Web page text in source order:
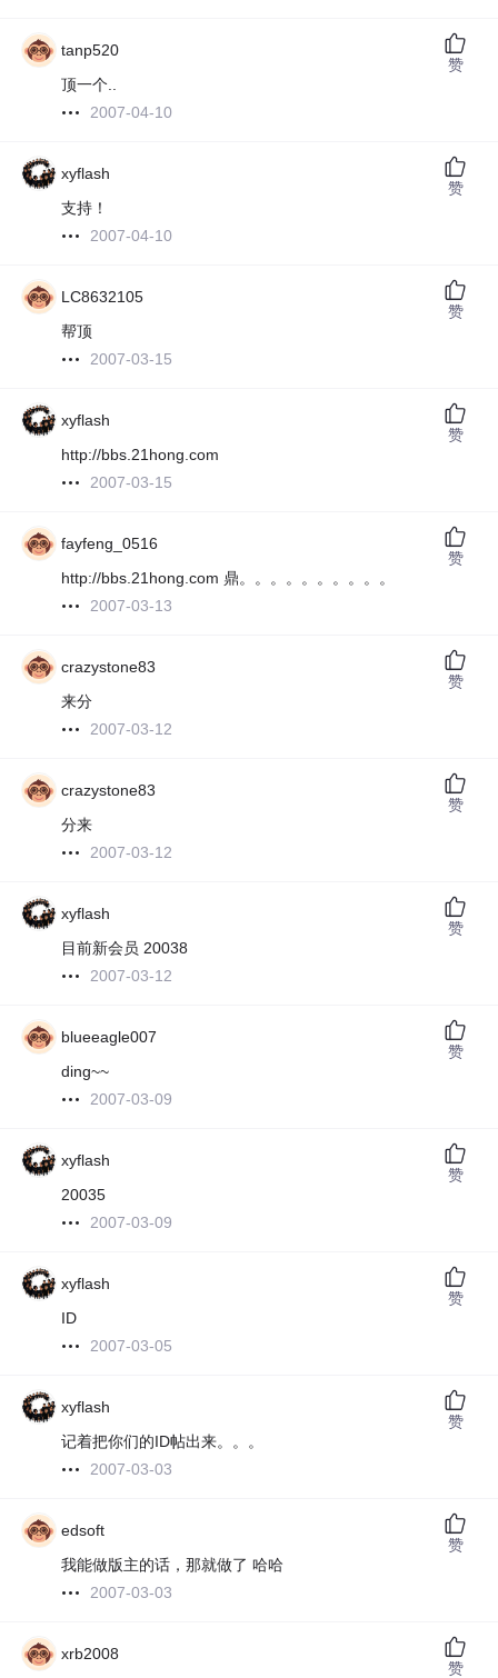
tanp520
顶一个..
2007-04-10
赞
xyflash
支持！
2007-04-10
赞
LC8632105
帮顶
2007-03-15
赞
xyflash
http://bbs.21hong.com
2007-03-15
赞
fayfeng_0516
http://bbs.21hong.com 鼎。。。。。。。。。。
2007-03-13
赞
crazystone83
来分
2007-03-12
赞
crazystone83
分来
2007-03-12
赞
xyflash
目前新会员 20038
2007-03-12
赞
blueeagle007
ding~~
2007-03-09
赞
xyflash
20035
2007-03-09
赞
xyflash
ID
2007-03-05
赞
xyflash
记着把你们的ID帖出来。。。
2007-03-03
赞
edsoft
我能做版主的话，那就做了 哈哈
2007-03-03
赞
xrb2008
赞